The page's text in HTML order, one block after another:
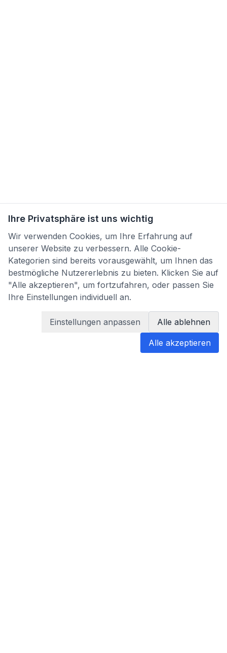
Ihre Privatsphäre ist uns wichtig
Wir verwenden Cookies, um Ihre Erfahrung auf
unserer Website zu verbessern. Alle Cookie-
Kategorien sind bereits vorausgewählt, um Ihnen das
bestmögliche Nutzererlebnis zu bieten. Klicken Sie auf
"Alle akzeptieren", um fortzufahren, oder passen Sie
Ihre Einstellungen individuell an.
Einstellungen anpassen Alle ablehnen
Alle akzeptieren